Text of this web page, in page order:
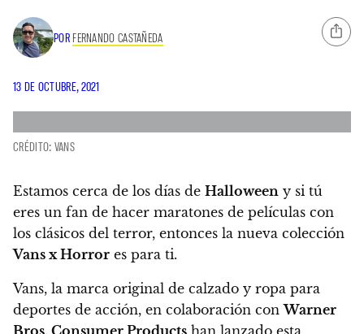
POR FERNANDO CASTAÑEDA
13 DE OCTUBRE, 2021
CRÉDITO: VANS
Estamos cerca de los días de Halloween y si tú
eres un fan de hacer maratones de películas con
los clásicos del terror, entonces la nueva colección
Vans x Horror es para ti.
Vans, la marca original de calzado y ropa para
deportes de acción, en colaboración conWarner
Bros. Consumer Products han lanzado esta